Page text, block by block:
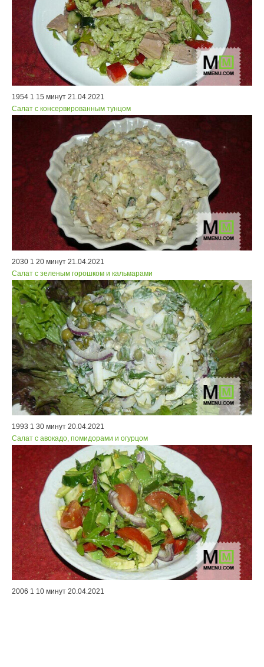
1954 1 15 минут 21.04.2021
Салат с консервированным тунцом
2030 1 20 минут 21.04.2021
Салат с зеленым горошком и кальмарами
1993 1 30 минут 20.04.2021
Салат с авокадо, помидорами и огурцом
2006 1 10 минут 20.04.2021